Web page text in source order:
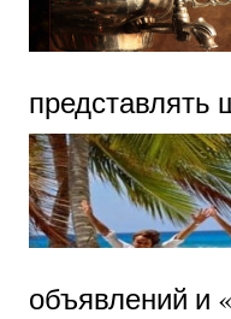
представлять
объявлений и